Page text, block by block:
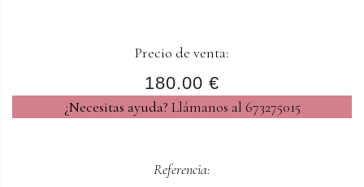
Precio de venta:
180.00 €
¿Necesitas ayuda? Llámanos al 673275015
Referencia: